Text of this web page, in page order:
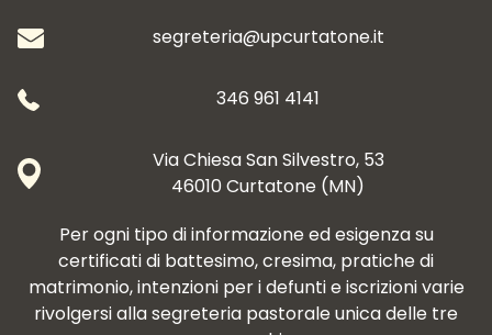
segreteria@upcurtatone.it
346 961 4141
Via Chiesa San Silvestro, 53
46010 Curtatone (MN)
Per ogni tipo di informazione ed esigenza su
certificati di battesimo, cresima, pratiche di
matrimonio, intenzioni per i defunti e iscrizioni varie
rivolgersi alla segreteria pastorale unica delle tre